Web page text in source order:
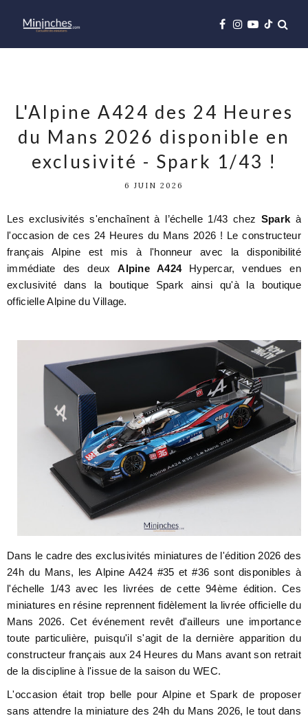
L'Alpine A424 des 24 Heures
du Mans 2026 disponible en
exclusivité - Spark 1/43 !
6 JUIN 2026
Les exclusivités s'enchaînent à l’échelle 1/43 chez Spark à
l'occasion de ces 24 Heures du Mans 2026 ! Le constructeur
français Alpine est mis à l'honneur avec la disponibilité
immédiate des deuxAlpine A424Hypercar, vendues en
exclusivité dans la boutique Spark ainsi qu'à la boutique
officielle Alpine du Village.
Dans le cadre des exclusivités miniatures de l'édition 2026 des
24h du Mans, les Alpine A424 #35 et #36 sont disponibles à
l'échelle 1/43 avec les livrées de cette 94ème édition. Ces
miniatures en résine reprennent fidèlement la livrée officielle du
Mans 2026. Cet événement revêt d'ailleurs une importance
toute particulière, puisqu'il s'agit de la dernière apparition du
constructeur français aux 24 Heures du Mans avant son retrait
de la discipline à l'issue de la saison du WEC.
L'occasion était trop belle pour Alpine et Spark de proposer
sans attendre la miniature des 24h du Mans 2026, le tout dans